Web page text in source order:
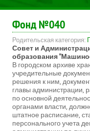
Фонд №040
Родительская категория:
Совет и
образования
В городском архиве
учредительные
решения к ним,
главы администрации,
по основной
органами власти,
штатное расписание,
персонального учета